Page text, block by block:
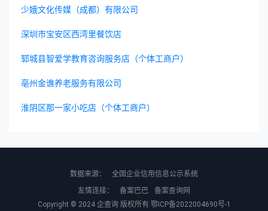
少娥文化传媒（成都）有限公司
深圳市宝安区西湾里餐饮店
郓城县智爱学教育咨询服务店（个体工商户）
亳州金谯养老服务有限公司
淮阴区那一家小吃店（个体工商户）
数据来源：
全国企业信用信息公示系统
友情连接：
备案巴巴
备案查询网
Copyright © 2024 企查询版权所有.鄂ICP备2022004690号-1